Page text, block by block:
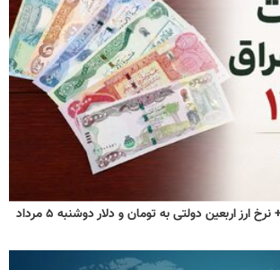
قیمت دینار عراق امروز + نرخ ارز اربعین دولتی به تومان و دلار دوشنبه ۵ مرداد